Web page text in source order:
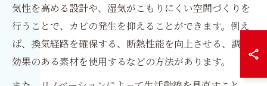
気性を高める設計や、湿気がこもりにくい空間づくりを
行うことで、カビの発生を抑えることができます。例え
ば、換気経路を確保する、断熱性能を向上させる、調湿
効果のある素材を使用するなどの方法があります。